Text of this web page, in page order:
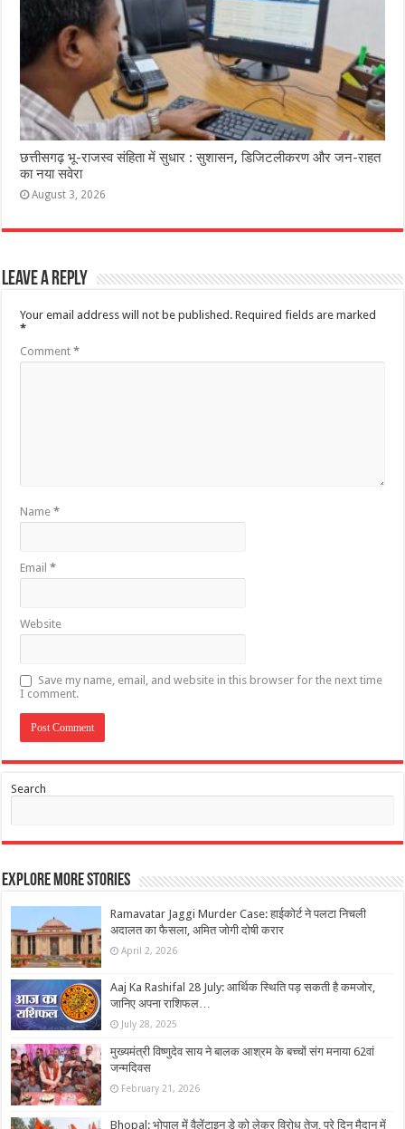
छत्तीसगढ़ भू-राजस्व संहिता में सुधार : सुशासन, डिजिटलीकरण और जन-राहत
का नया सवेरा
August 3, 2026
Leave a Reply
Your email address will not be published. Required fields are marked
*
Comment*
Name*
Email*
Website
Save my name, email, and website in this browser for the next time
I comment.
Search
Explore More Stories
Ramavatar Jaggi Murder Case: हाईकोर्ट ने पलटा निचली
अदालत का फैसला, अमित जोगी दोषी करार
April 2, 2026
Aaj Ka Rashifal 28 July: आर्थिक स्थिति पड़ सकती है कमजोर,
जानिए अपना राशिफल…
July 28, 2025
मुख्यमंत्री विष्णुदेव साय ने बालक आश्रम के बच्चों संग मनाया 62वां
जन्मदिवस
February 21, 2026
Bhopal: भोपाल में वैलेंटाइन डे काे लेकर विरोध तेज, पूरे दिन मैदान में